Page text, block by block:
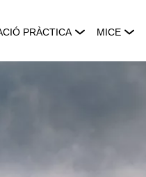
PRÀCTICA MICE